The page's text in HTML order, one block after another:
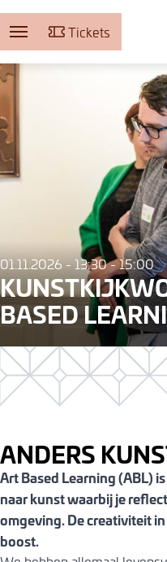
Tickets
01.11.2026 - 13:30 - 15:00
BASED
ANDERS
Art Based Learning (ABL)
naar kunst waarbij je
omgeving. De creativiteit
boost.